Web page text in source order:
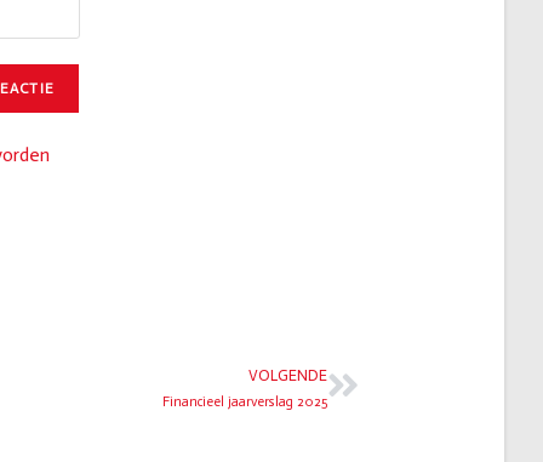
VOLGENDE
Financieel jaarverslag 2025